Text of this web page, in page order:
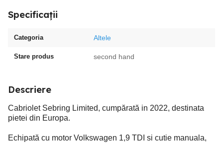
Specificații
Categoria Altele
Stare produs second hand
Descriere
Cabriolet Sebring Limited, cumpărată in 2022, destinata
pietei din Europa.
Echipată cu motor Volkswagen 1,9 TDI si cutie manuala,